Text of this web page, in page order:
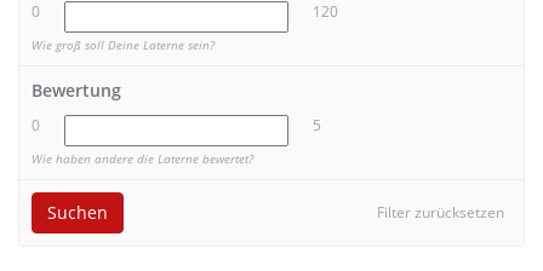
0 120
Wie groß soll Deine Laterne sein?
Bewertung
0 5
Wie haben andere die Laterne bewertet?
Filter zurücksetzen
Suchen